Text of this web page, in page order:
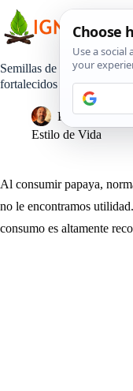
contenido
Semillas de papaya para
fortalecidos
Pedro
Estilo de Vida
Al consumir papaya,
no le encontramos
consumo es altamente